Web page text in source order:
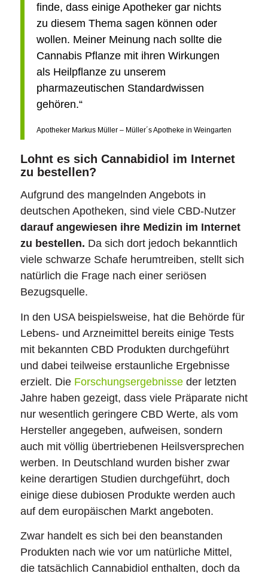
finde, dass einige Apotheker gar nichts
zu diesem Thema sagen können oder
wollen. Meiner Meinung nach sollte die
Cannabis Pflanze mit ihren Wirkungen
als Heilpflanze zu unserem
pharmazeutischen Standardwissen
gehören.“
Apotheker Markus Müller – Müller´s Apotheke in Weingarten
Lohnt es sich Cannabidiol im Internet
zu bestellen?
Aufgrund des mangelnden Angebots in
deutschen Apotheken, sind viele CBD-Nutzer
darauf angewiesen ihre Medizin im Internet
zu bestellen. Da sich dort jedoch bekanntlich
viele schwarze Schafe herumtreiben, stellt sich
natürlich die Frage nach einer seriösen
Bezugsquelle.
In den USA beispielsweise, hat die Behörde für
Lebens- und Arzneimittel bereits einige Tests
mit bekannten CBD Produkten durchgeführt
und dabei teilweise erstaunliche Ergebnisse
erzielt. Die Forschungsergebnisseder letzten
Jahre haben gezeigt, dass viele Präparate nicht
nur wesentlich geringere CBD Werte, als vom
Hersteller angegeben, aufweisen, sondern
auch mit völlig übertriebenen Heilsversprechen
werben. In Deutschland wurden bisher zwar
keine derartigen Studien durchgeführt, doch
einige diese dubiosen Produkte werden auch
auf dem europäischen Markt angeboten.
Zwar handelt es sich bei den beanstanden
Produkten nach wie vor um natürliche Mittel,
die tatsächlich Cannabidiol enthalten, doch da